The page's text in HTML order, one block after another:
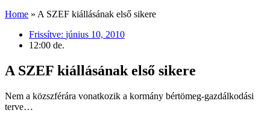
Home » A SZEF kiállásának első sikere
Frissítve: június 10, 2010
12:00 de.
A SZEF kiállásának első sikere
Nem a közszférára vonatkozik a kormány bértömeg-gazdálkodási
terve…